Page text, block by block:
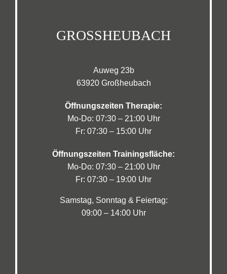
GROSSHEUBACH
Auweg 23b
63920 Großheubach
Öffnungszeiten Therapie:
Mo-Do: 07:30 – 21:00 Uhr
Fr: 07:30 – 15:00 Uhr
Öffnungszeiten Trainingsfläche:
Mo-Do: 07:30 – 21:00 Uhr
Fr: 07:30 – 19:00 Uhr
Samstag, Sonntag & Feiertag:
09:00 – 14:00 Uhr